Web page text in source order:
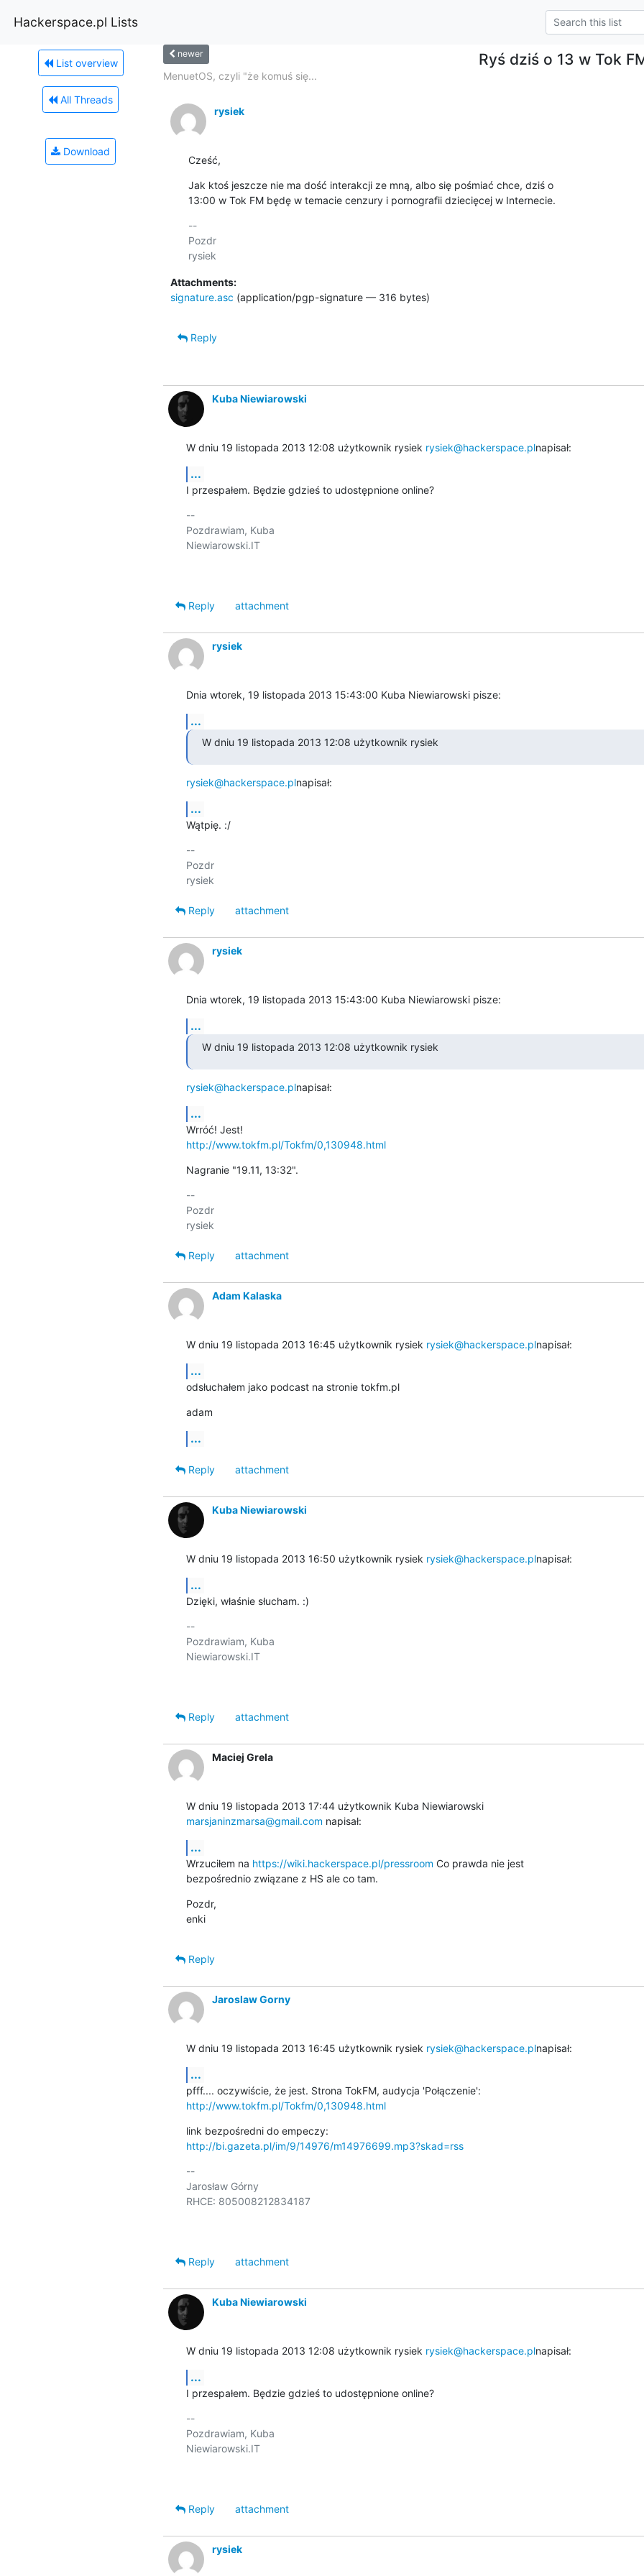
Hackerspace.pl Lists
List overview
All Threads
Download
newer Ryś dziś o 13 w Tok
MenuetOS, czyli "że komuś się...
rysiek
Cześć,
Jak ktoś jeszcze nie ma dość interakcji ze mną, albo się pośmiać chce, dziś o
13:00 w Tok FM będę w temacie cenzury i pornografii dziecięcej w Internecie.
--
Pozdr
Attachments:
signature.asc (application/pgp-signature — 316 bytes)
Reply
Kuba Niewiarowski
W dniu 19 listopada 2013 12:08 użytkownik rysiek rysiek@hackerspace.plnapisał:
...
I przespałem. Będzie gdzieś to udostępnione online?
--
Pozdrawiam, Kuba
Niewiarowski.IT
Reply attachment
rysiek
Dnia wtorek, 19 listopada 2013 15:43:00 Kuba Niewiarowski pisze:
...
W dniu 19 listopada 2013 12:08 użytkownik rysiek
rysiek@hackerspace.plnapisał:
...
Wątpię. :/
--
Pozdr
Reply attachment
rysiek
Dnia wtorek, 19 listopada 2013 15:43:00 Kuba Niewiarowski pisze:
...
W dniu 19 listopada 2013 12:08 użytkownik rysiek
rysiek@hackerspace.plnapisał:
...
http://www.tokfm.pl/Tokfm/0,130948.html
Nagranie "19.11, 13:32".
--
Pozdr
Reply attachment
Adam Kalaska
W dniu 19 listopada 2013 16:45 użytkownik rysiek rysiek@hackerspace.plnapisał:
...
odsłuchałem jako podcast na stronie tokfm.pl
adam
...
Reply attachment
Kuba Niewiarowski
W dniu 19 listopada 2013 16:50 użytkownik rysiek rysiek@hackerspace.plnapisał:
...
Dzięki, właśnie słucham. :)
--
Pozdrawiam, Kuba
Niewiarowski.IT
Reply attachment
Maciej Grela
W dniu 19 listopada 2013 17:44 użytkownik Kuba Niewiarowski
marsjaninzmarsa@gmail.com napisał:
...
Wrzuciłem na https://wiki.hackerspace.pl/pressroom Co prawda nie jest
bezpośrednio związane z HS ale co tam.
Pozdr,
enki
Reply
Jaroslaw Gorny
W dniu 19 listopada 2013 16:45 użytkownik rysiek rysiek@hackerspace.plnapisał:
...
http://www.tokfm.pl/Tokfm/0,130948.html
http://bi.gazeta.pl/im/9/14976/m14976699.mp3?skad=rss
--
Jarosław Górny
RHCE: 805008212834187
Reply attachment
Kuba Niewiarowski
W dniu 19 listopada 2013 12:08 użytkownik rysiek rysiek@hackerspace.plnapisał:
...
I przespałem. Będzie gdzieś to udostępnione online?
--
Pozdrawiam, Kuba
Niewiarowski.IT
Reply attachment
rysiek